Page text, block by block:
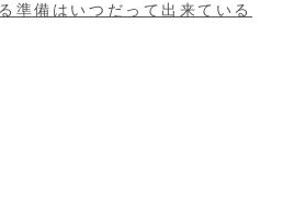
準備はいつだって出来ている